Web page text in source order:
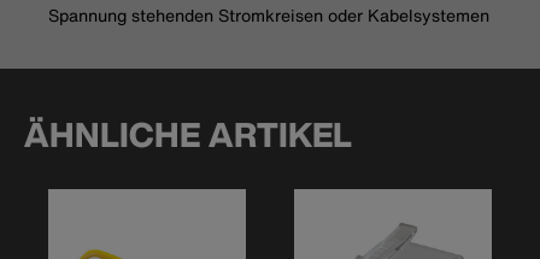
Spannung stehenden Stromkreisen oder Kabelsystemen
ÄHNLICHE ARTIKEL